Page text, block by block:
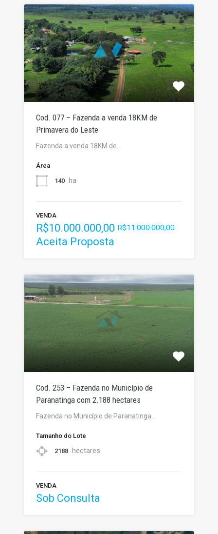
Cod. 077 – Fazenda a venda 18KM de
Primavera do Leste
Fazenda a venda 18KM de…
Área
140 ha
VENDA
R$10.000.000,00 R$11.000.000,00
Aceita Proposta
Cod. 253 – Fazenda no Município de
Paranatinga com 2.188 hectares
Fazenda no Município de Paranatinga…
Tamanho do Lote
2188 hectares
VENDA
Sob Consulta